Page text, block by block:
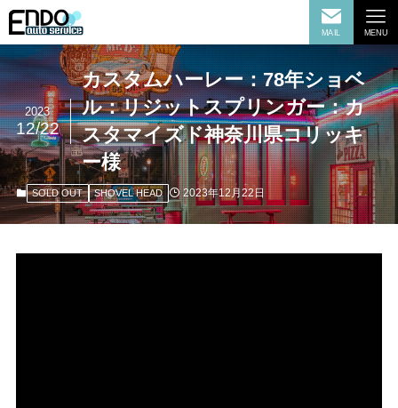
MAIL MENU
カスタムハーレー：78年ショベ
ル：リジットスプリンガー：カ
スタマイズド神奈川県コリッキ
ー様
2023
12/22
SOLD OUT SHOVEL HEAD 2023年12月22日